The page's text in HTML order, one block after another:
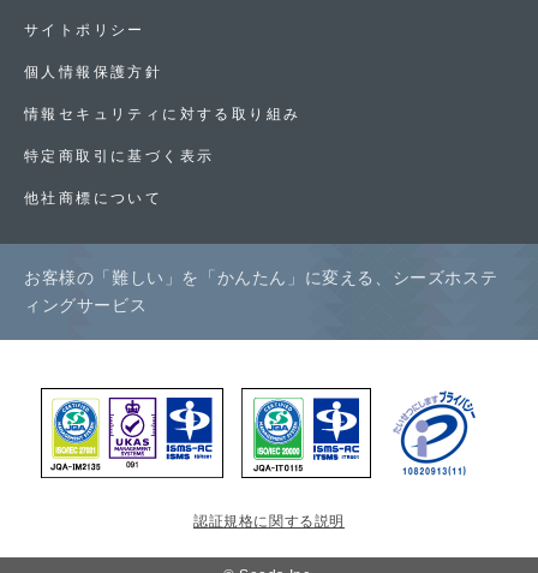
サイトポリシー
個人情報保護方針
情報セキュリティに対する取り組み
特定商取引に基づく表示
他社商標について
お客様の「難しい」を「かんたん」に変える、シーズホステ
ィングサービス
認証規格に関する説明